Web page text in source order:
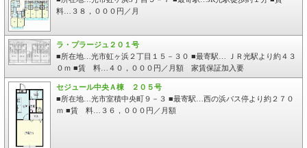
料…３８，０００円／月
ラ・プラージュ２０１号
■所在地…光市虹ヶ浜２丁目１５－３０ ■最寄駅… ＪＲ光駅より約４３
０ｍ ■賃 料…４０，０００円／月額 家賃保証加入要
セジュール中央Ａ棟 ２０５号
■所在地…光市室積中央町９－３ ■最寄駅…西の浜バス停より約２７０
ｍ ■賃 料…３６，０００円／月額